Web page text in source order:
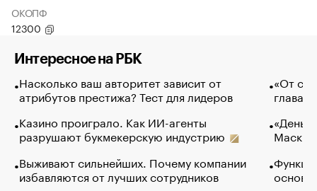
ОКОПФ
12300
Интересное на РБК
Насколько ваш авторитет зависит от
атрибутов престижа? Тест для лидеров
Казино проиграло. Как ИИ-агенты
разрушают букмекерскую индустрию
Выживают сильнейших. Почему компании
избавляются от лучших сотрудников
«От
глава
Маск в
основ